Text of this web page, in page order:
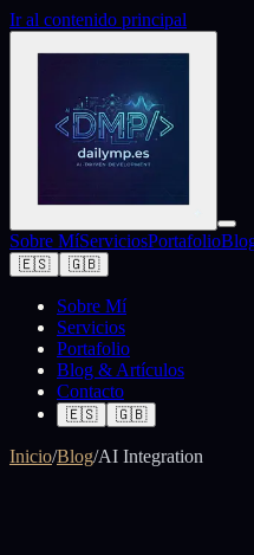
Ir al contenido principal
Sobre MíServiciosPortafolio
🇪🇸 🇬🇧
Sobre Mí
Servicios
Portafolio
Blog & Artículos
Contacto
🇪🇸 🇬🇧
Inicio/Blog/AI Integration